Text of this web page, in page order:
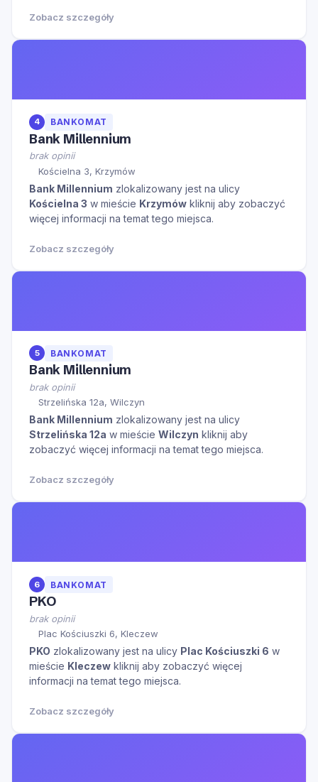
Zobacz szczegóły
4 BANKOMAT
Bank Millennium
brak opinii
Kościelna 3, Krzymów
Bank Millennium zlokalizowany jest na ulicy
Kościelna 3 w mieście Krzymów kliknij aby zobaczyć
więcej informacji na temat tego miejsca.
Zobacz szczegóły
5 BANKOMAT
Bank Millennium
brak opinii
Strzelińska 12a, Wilczyn
Bank Millennium zlokalizowany jest na ulicy
Strzelińska 12a w mieście Wilczyn kliknij aby
zobaczyć więcej informacji na temat tego miejsca.
Zobacz szczegóły
6 BANKOMAT
PKO
brak opinii
Plac Kościuszki 6, Kleczew
PKO zlokalizowany jest na ulicy Plac Kościuszki 6 w
mieście Kleczew kliknij aby zobaczyć więcej
informacji na temat tego miejsca.
Zobacz szczegóły